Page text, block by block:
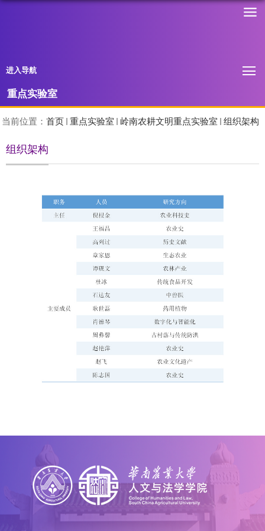
进入导航
重点实验室
当前位置： 首页 重点实验室 岭南农耕文明重点实验室 组织架构
组织架构